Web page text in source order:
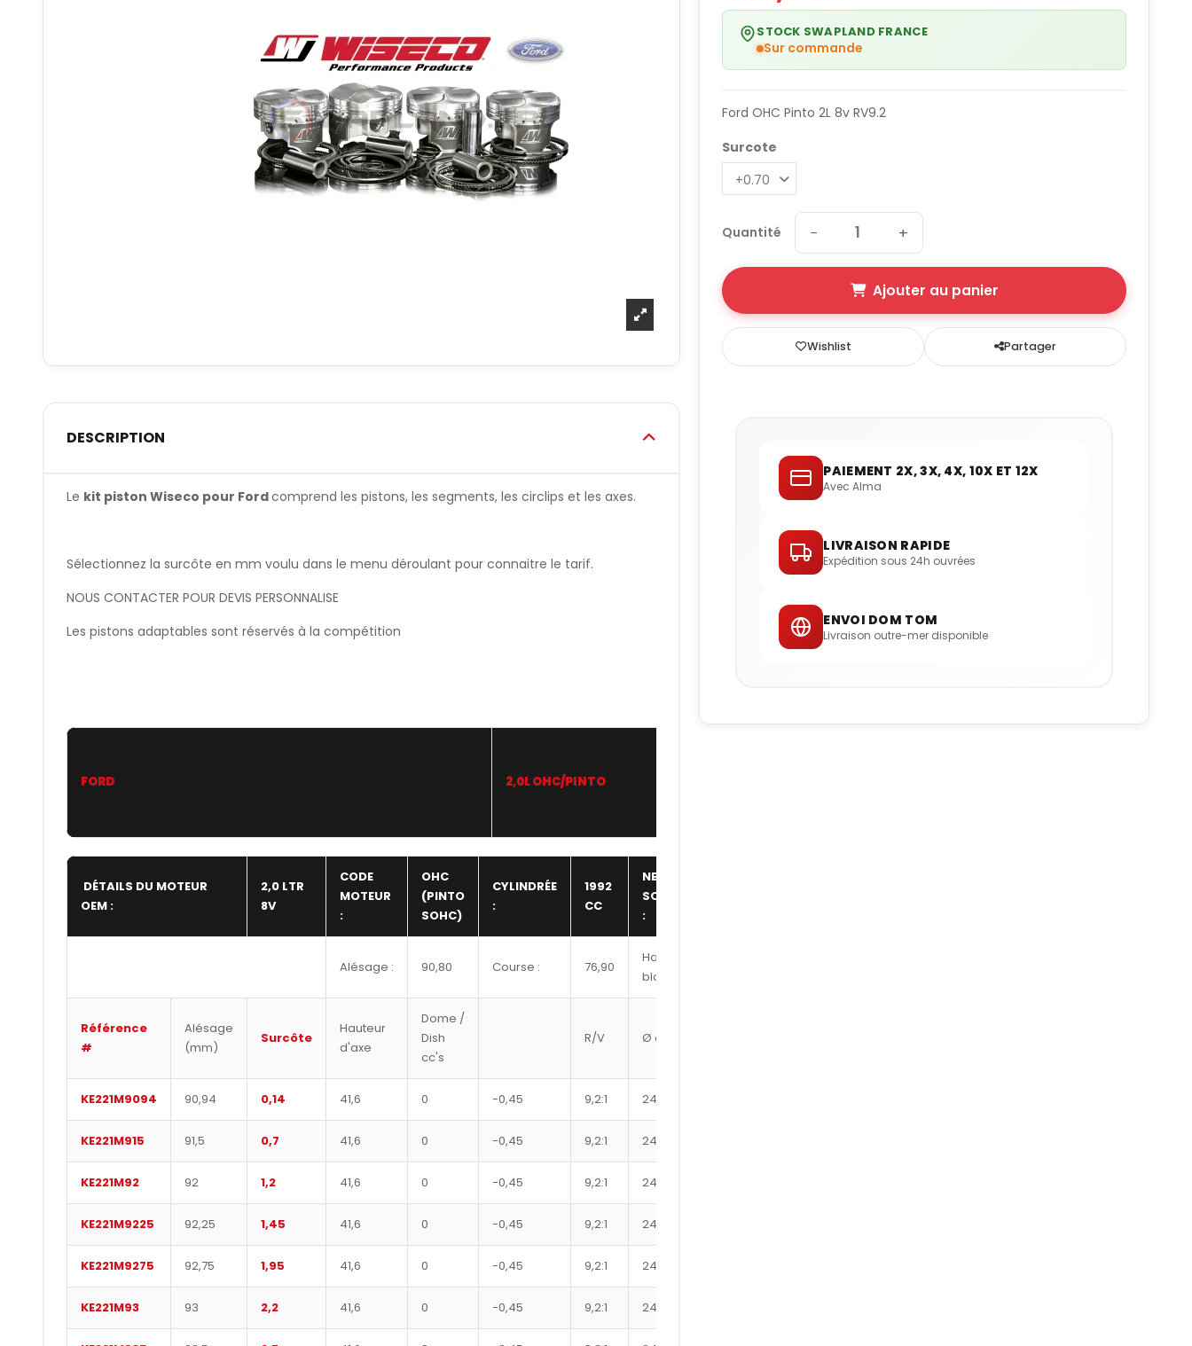
DESCRIPTION
Le kit piston Wiseco pour Fordcomprend les pistons, les segments, les circlips et les axes.
Sélectionnez la surcôte en mm voulu dans le menu déroulant pour connaitre le tarif.
NOUS CONTACTER POUR DEVIS PERSONNALISE
Les pistons adaptables sont réservés à la compétition
FORD 2,0L OHC/PINTO
DÉTAILS DU MOTEUR
OEM :
2,0 LTR
8V
CODE
MOTEUR
:
OHC
(PINTO
SOHC)
CYLINDRÉE
:
1992
CC
NBR
SOUPAPE
:
Alésage : 90,80 Course : 76,90
Hauteur
bloc :
Référence
#
Alésage
(mm)
Surcôte
Hauteur
d'axe
Dome /
Dish
cc's
R/V Ø axe
KE221M9094 90,94 0,14 41,6 0 -0,45 9,2:1 24
KE221M915 91,5 0,7 41,6 0 -0,45 9,2:1 24
KE221M92 92 1,2 41,6 0 -0,45 9,2:1 24
KE221M9225 92,25 1,45 41,6 0 -0,45 9,2:1 24
KE221M9275 92,75 1,95 41,6 0 -0,45 9,2:1 24
KE221M93 93 2,2 41,6 0 -0,45 9,2:1 24
STOCK SWAPLAND FRANCE
Sur commande
Ford OHC Pinto 2L 8v RV9.2
Surcote
Quantité − +
Ajouter au panier
Wishlist Partager
PAIEMENT 2X, 3X, 4X, 10X ET 12X
Avec Alma
LIVRAISON RAPIDE
Expédition sous 24h ouvrées
ENVOI DOM TOM
Livraison outre-mer disponible